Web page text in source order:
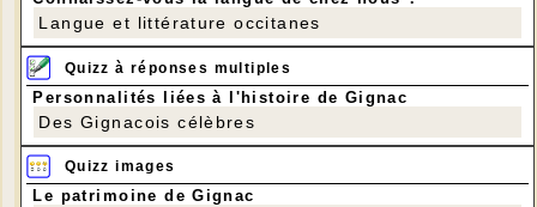
Langue et littérature occitanes
Quizz à réponses multiples
Personnalités liées à l'histoire de Gignac
Des Gignacois célèbres
Quizz images
Le patrimoine de Gignac